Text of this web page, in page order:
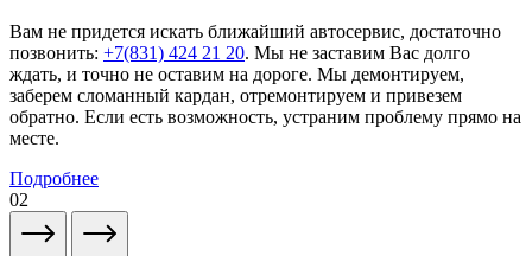
Вам не придется искать ближайший автосервис, достаточно
позвонить: +7(831) 424 21 20. Мы не заставим Вас долго
ждать, и точно не оставим на дороге. Мы демонтируем,
заберем сломанный кардан, отремонтируем и привезем
обратно. Если есть возможность, устраним проблему прямо на
месте.
Подробнее
02